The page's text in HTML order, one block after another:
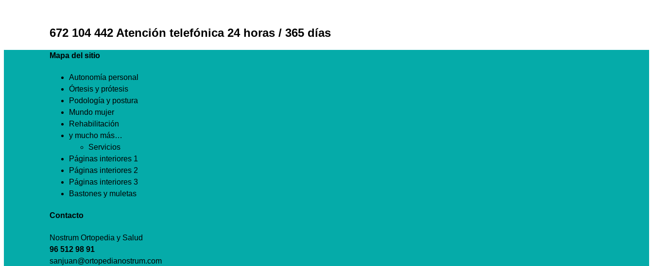
672 104 442 Atención telefónica 24 horas / 365 días
Mapa del sitio
Autonomía personal
Órtesis y prótesis
Podología y postura
Mundo mujer
Rehabilitación
y mucho más…
Servicios
Páginas interiores 1
Páginas interiores 2
Páginas interiores 3
Bastones y muletas
Contacto
Nostrum Ortopedia y Salud
96 512 98 91
sanjuan@ortopedianostrum.com